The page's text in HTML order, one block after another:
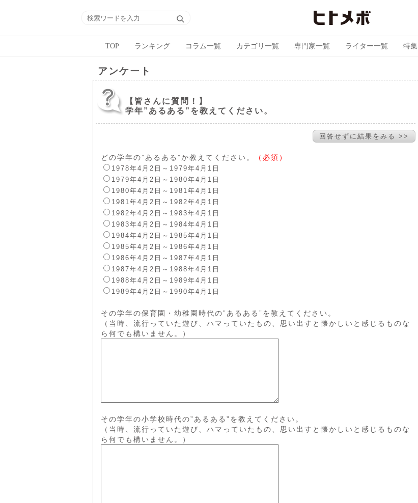
TOP ランキング コラム一覧 カテゴリ一覧 専門家一覧 ライター一覧 特集
アンケート
【皆さんに質問！】
学年”あるある”を教えてください。
回答せずに結果をみる >>
どの学年の”あるある”か教えてください。 （必須）
1978年4月2日～1979年4月1日
1979年4月2日～1980年4月1日
1980年4月2日～1981年4月1日
1981年4月2日～1982年4月1日
1982年4月2日～1983年4月1日
1983年4月2日～1984年4月1日
1984年4月2日～1985年4月1日
1985年4月2日～1986年4月1日
1986年4月2日～1987年4月1日
1987年4月2日～1988年4月1日
1988年4月2日～1989年4月1日
1989年4月2日～1990年4月1日
その学年の保育園・幼稚園時代の”あるある”を教えてください。
（当時、流行っていた遊び、ハマっていたもの、思い出すと懐かしいと感じるものな
ら何でも構いません。）
その学年の小学校時代の”あるある”を教えてください。
（当時、流行っていた遊び、ハマっていたもの、思い出すと懐かしいと感じるものな
ら何でも構いません。）